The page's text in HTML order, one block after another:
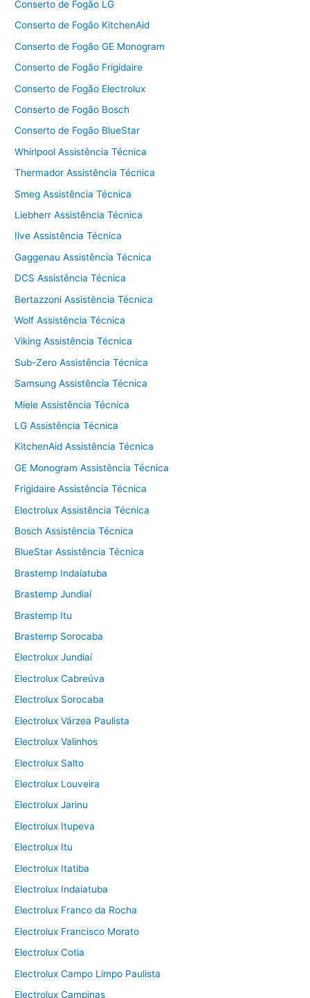
Conserto de Fogão LG
Conserto de Fogão KitchenAid
Conserto de Fogão GE Monogram
Conserto de Fogão Frigidaire
Conserto de Fogão Electrolux
Conserto de Fogão Bosch
Conserto de Fogão BlueStar
Whirlpool Assistência Técnica
Thermador Assistência Técnica
Smeg Assistência Técnica
Liebherr Assistência Técnica
Ilve Assistência Técnica
Gaggenau Assistência Técnica
DCS Assistência Técnica
Bertazzoni Assistência Técnica
Wolf Assistência Técnica
Viking Assistência Técnica
Sub-Zero Assistência Técnica
Samsung Assistência Técnica
Miele Assistência Técnica
LG Assistência Técnica
KitchenAid Assistência Técnica
GE Monogram Assistência Técnica
Frigidaire Assistência Técnica
Electrolux Assistência Técnica
Bosch Assistência Técnica
BlueStar Assistência Técnica
Brastemp Indaiatuba
Brastemp Jundiaí
Brastemp Itu
Brastemp Sorocaba
Electrolux Jundiaí
Electrolux Cabreúva
Electrolux Sorocaba
Electrolux Várzea Paulista
Electrolux Valinhos
Electrolux Salto
Electrolux Louveira
Electrolux Jarinu
Electrolux Itupeva
Electrolux Itu
Electrolux Itatiba
Electrolux Indaiatuba
Electrolux Franco da Rocha
Electrolux Francisco Morato
Electrolux Cotia
Electrolux Campo Limpo Paulista
Electrolux Campinas